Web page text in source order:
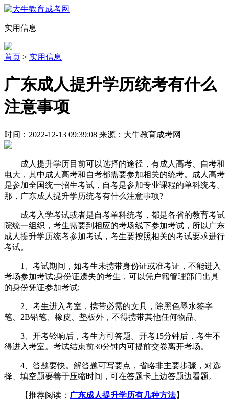
实用信息
首页 > 实用信息
广东成人提升学历统考有什么
注意事项
时间：2022-12-13 09:39:08 来源：大牛教育成考网
成人提升学历目前可以选择的途径，有成人高考、自考和
电大，其中成人高考和自考都需要参加相关的统考。成人高考
是参加全国统一招生考试，自考是参加专业课程的单科统考。
那，广东成人提升学历统考有什么注意事项?
成考入学考试或者是自考单科统考，都是各省的教育考试
院统一组织，考生需要到相应的考场线下参加考试，所以广东
成人提升学历统考参加考试，考生要按照相关的考试要求进行
考试。
1、考试期间，如考生未携带身份证或准考证，不能进入
考场参加考试;身份证遗失的考生，可以凭户籍管理部门出具
的身份凭证参加考试;
2、考生进入考室，携带必需的文具，除黑色墨水签字
笔、2B铅笔、橡皮、垫板外，不得携带其他任何物品。
3、开考铃响后，考生方可答题。开考15分钟后，考生不
得进入考室。考试结束前30分钟内可提前交卷离开考场。
4、答题要快。解答题可写要点，省略非主要步骤，对选
择、填空题要善于压缩时间，可在答题卡上边答题边看题。
【推荐阅读： 广东成人提升学历有几种方法】